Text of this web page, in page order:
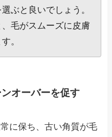
ぶと良いでしょう。
毛がスムーズに皮膚
。
オーバーを促す
に保ち、古い角質が毛